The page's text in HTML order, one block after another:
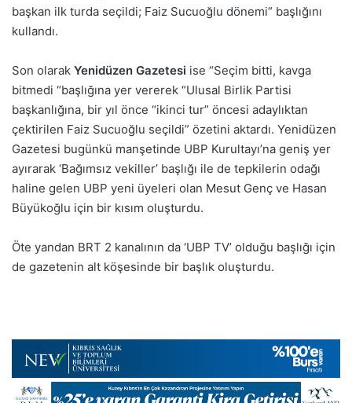
başkan ilk turda seçildi; Faiz Sucuoğlu dönemi” başlığını
kullandı.
Son olarak Yenidüzen Gazetesi ise “Seçim bitti, kavga
bitmedi “başlığına yer vererek “Ulusal Birlik Partisi
başkanlığına, bir yıl önce “ikinci tur” öncesi adaylıktan
çektirilen Faiz Sucuoğlu seçildi” özetini aktardı. Yenidüzen
Gazetesi bugünkü manşetinde UBP Kurultayı’na geniş yer
ayırarak ‘Bağımsız vekiller’ başlığı ile de tepkilerin odağı
haline gelen UBP yeni üyeleri olan Mesut Genç ve Hasan
Büyükoğlu için bir kısım oluşturdu.
Öte yandan BRT 2 kanalının da ‘UBP TV’ olduğu başlığı için
de gazetenin alt köşesinde bir başlık oluşturdu.